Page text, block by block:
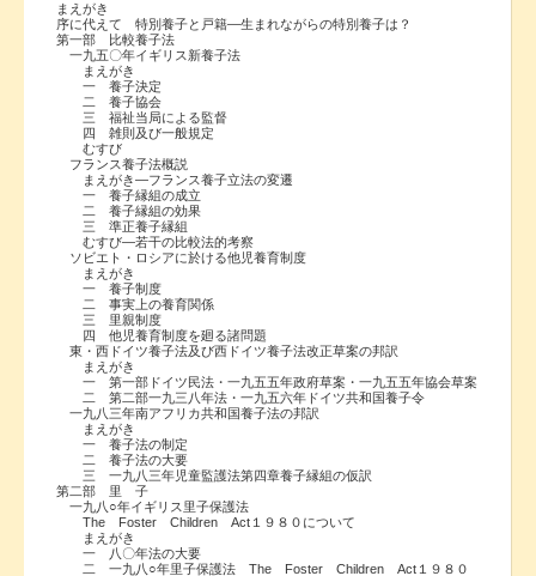
まえがき
序に代えて 特別養子と戸籍―生まれながらの特別養子は？
第一部 比較養子法
一九五〇年イギリス新養子法
まえがき
一 養子決定
二 養子協会
三 福祉当局による監督
四 雑則及び一般規定
むすび
フランス養子法概説
まえがき―フランス養子立法の変遷
一 養子縁組の成立
二 養子縁組の効果
三 準正養子縁組
むすび―若干の比較法的考察
ソビエト・ロシアに於ける他児養育制度
まえがき
一 養子制度
二 事実上の養育関係
三 里親制度
四 他児養育制度を廻る諸問題
東・西ドイツ養子法及び西ドイツ養子法改正草案の邦訳
まえがき
一 第一部ドイツ民法・一九五五年政府草案・一九五五年協会草案
二 第二部一九三八年法・一九五六年ドイツ共和国養子令
一九八三年南アフリカ共和国養子法の邦訳
まえがき
一 養子法の制定
二 養子法の大要
三 一九八三年児童監護法第四章養子縁組の仮訳
第二部 里 子
一九八○年イギリス里子保護法
The Foster Children Act１９８０について
まえがき
一 八〇年法の大要
二 一九八○年里子保護法 The Foster Children Act１９８０